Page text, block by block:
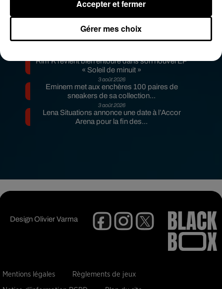
Meurtre de Tupac : Suge Knight pourrait prendre
la parole au procès
Rim’K revient bien entouré dans son nouvel EP
« Soleil de minuit »
3 août 2026
Eminem met aux enchères 100 paires de
sneakers de sa collection...
3 août 2026
Lena Situations annonce une date à l’Accor
Arena pour la fin des...
DesignOlivier Varma
Mentions légales Règlements de jeux
Gérer mes choix
Accepter et fermer